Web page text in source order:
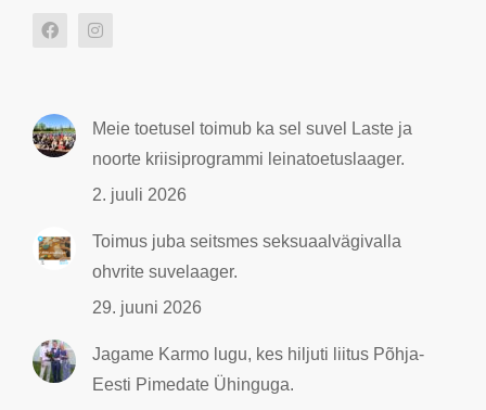
Meie toetusel toimub ka sel suvel Laste ja
noorte kriisiprogrammi leinatoetuslaager.
2. juuli 2026
Toimus juba seitsmes seksuaalvägivalla
ohvrite suvelaager.
29. juuni 2026
Jagame Karmo lugu, kes hiljuti liitus Põhja-
Eesti Pimedate Ühinguga.